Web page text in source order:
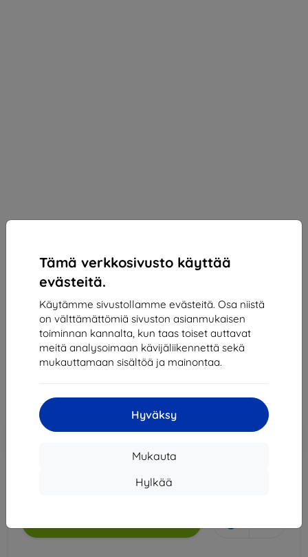
Tämä verkkosivusto käyttää
evästeitä.
Käytämme sivustollamme evästeitä. Osa niistä
on välttämättömiä sivuston asianmukaisen
toiminnan kannalta, kun taas toiset auttavat
meitä analysoimaan kävijäliikennettä sekä
mukauttamaan sisältöä ja mainontaa.
Hyväksy
Mukauta
Hylkää
SPIGEN LD220 MOUSE SLEEVE BLACK (APP11227)
Uni
Kuvaus ja tekniset tiedot
20,89 €
18,81 €
Hinta ilman ALV:tä15,17 €
Alennus kupongilla
Lisää